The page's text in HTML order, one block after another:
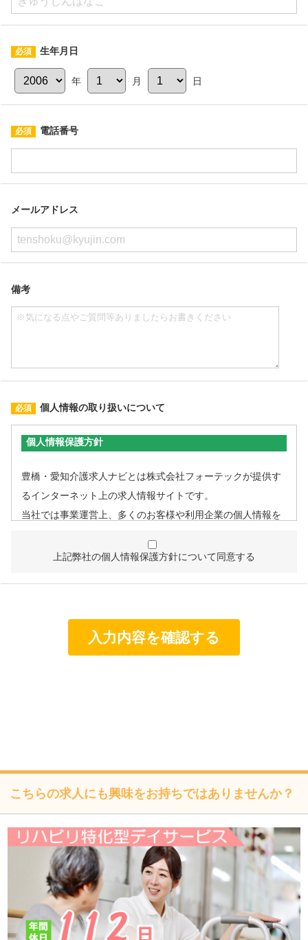
生年月日
年 月 日
電話番号
メールアドレス
備考
個人情報の取り扱いについて
個人情報保護方針
豊橋・愛知介護求人ナビとは株式会社フォーテックが提供す
るインターネット上の求人情報サイトです。
当社では事業運営上、多くのお客様や利用企業の個人情報を
して責任ある対応を実現するものとします。
個人情報は、適法かつ適正な方法で取得します。
個人情報の取扱いについて
株式会社フォーテック（以下「当社」といいます）は、当プ
ライバシーポリシーを掲示し、当プライバシーポリシーに準
拠して提供されるサービス（以下「本サービス」といいま
す）の利用企業・団体等（以下「利用企業等」といいます）
および本サービスをご利用になる方（以下「ユーザー」とい
上記弊社の個人情報保護方針について同意する
こちらの求人にも興味をお持ちではありませんか？